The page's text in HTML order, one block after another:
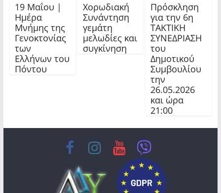
19 Μαΐου |
Ημέρα
Μνήμης της
Γενοκτονίας
των
Ελλήνων του
Πόντου
Χορωδιακή
Συνάντηση
γεμάτη
μελωδίες και
συγκίνηση
Πρόσκληση
για την 6η
ΤΑΚΤΙΚΗ
ΣΥΝΕΔΡΙΑΣΗ
του
Δημοτικού
Συμβουλίου
την
26.05.2026
και ώρα
21:00